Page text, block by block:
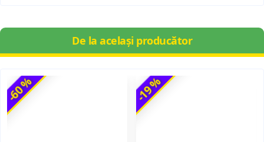
De la același producător
-60 % -19 %